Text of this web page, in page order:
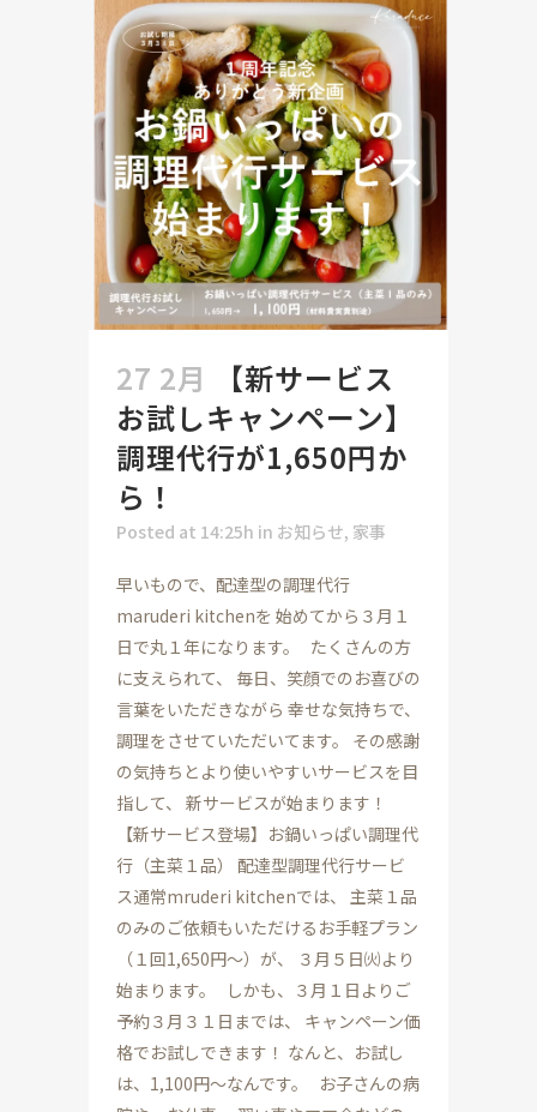
27 2月
【新サービス
お試しキャンペーン】
調理代行が1,650円か
ら！
Posted at 14:25h in お知らせ, 家事
早いもので、配達型の調理代行
maruderi kitchenを 始めてから３月１
日で丸１年になります。 たくさんの方
に支えられて、 毎日、笑顔でのお喜びの
言葉をいただきながら 幸せな気持ちで、
調理をさせていただいてます。 その感謝
の気持ちとより使いやすいサービスを目
指して、 新サービスが始まります！
【新サービス登場】お鍋いっぱい調理代
行（主菜１品） 配達型調理代行サービ
ス通常mruderi kitchenでは、 主菜１品
のみのご依頼もいただけるお手軽プラン
（１回1,650円～）が、 ３月５日㈫より
始まります。 しかも、３月１日よりご
予約３月３１日までは、 キャンペーン価
格でお試しできます！ なんと、お試し
は、1,100円～なんです。 お子さんの病